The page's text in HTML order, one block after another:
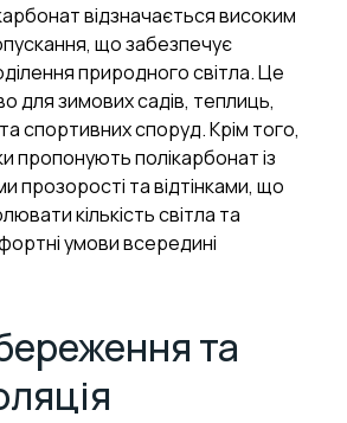
відзначається високим
що забезпечує
природного світла. Це
для зимових садів, теплиць,
спортивних споруд. Крім того,
пропонують полікарбонат із
прозорості та відтінками, що
кількість світла та
умови всередині
та